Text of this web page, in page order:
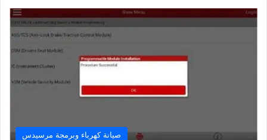
صيانة كهرباء وبرمجة مرسيدس